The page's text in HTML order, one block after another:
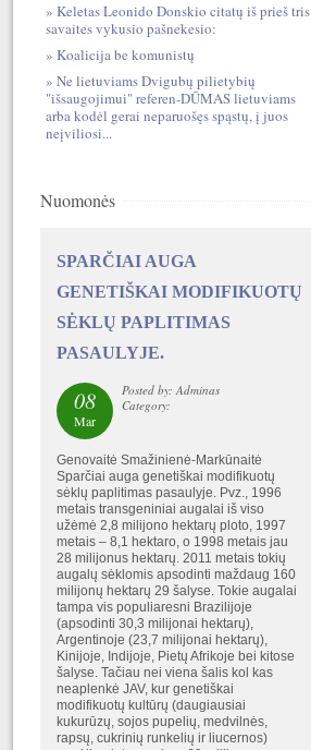
Keletas Leonido Donskio citatų iš prieš tris
savaites vykusio pašnekesio:
Koalicija be komunistų
Ne lietuviams Dvigubų pilietybių
"išsaugojimui" referen-DŪMAS lietuviams
arba kodėl gerai neparuošęs spąstų, į juos
neįviliosi...
Nuomonės
SPARČIAI AUGA
GENETIŠKAI MODIFIKUOTŲ
SĖKLŲ PAPLITIMAS
PASAULYJE.
08
Mar
Posted by: Adminas
Category:
Genovaitė Smažinienė-Markūnaitė
Sparčiai auga genetiškai modifikuotų
sėklų paplitimas pasaulyje. Pvz., 1996
metais transgeniniai augalai iš viso
užėmė 2,8 milijono hektarų ploto, 1997
metais – 8,1 hektaro, o 1998 metais jau
28 milijonus hektarų. 2011 metais tokių
augalų sėklomis apsodinti maždaug 160
milijonų hektarų 29 šalyse. Tokie augalai
tampa vis populiaresni Brazilijoje
(apsodinti 30,3 milijonai hektarų),
Argentinoje (23,7 milijonai hektarų),
Kinijoje, Indijoje, Pietų Afrikoje bei kitose
šalyse. Tačiau nei viena šalis kol kas
neaplenkė JAV, kur genetiškai
modifikuotų kultūrų (daugiausiai
kukurūzų, sojos pupelių, medvilnės,
rapsų, cukrinių runkelių ir liucernos)